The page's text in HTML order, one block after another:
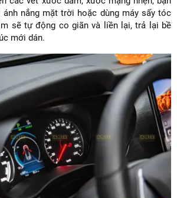
nắng mặt trời hoặc dùng máy sấy tóc
sẽ tự động co giãn và liền lại, trả lại bề
mới dán.